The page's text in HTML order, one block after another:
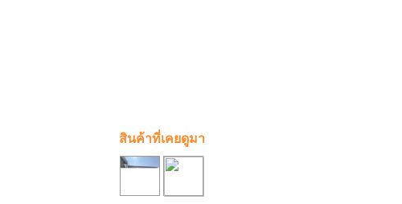
สินค้าที่เคยดูมา